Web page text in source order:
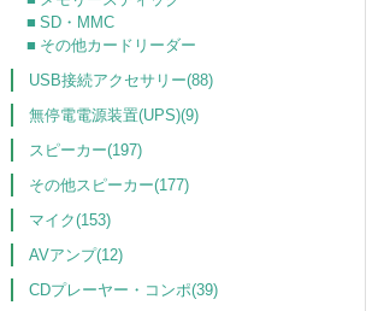
SD・MMC
その他カードリーダー
USB接続アクセサリー(88)
無停電電源装置(UPS)(9)
スピーカー(197)
その他スピーカー(177)
マイク(153)
AVアンプ(12)
CDプレーヤー・コンポ(39)